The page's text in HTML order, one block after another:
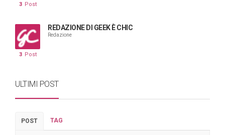
3 Post
REDAZIONE DI GEEK È CHIC
Redazione
3 Post
ULTIMI POST
POST TAG